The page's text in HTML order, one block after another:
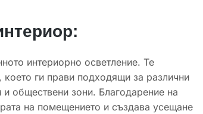
интериорно осветление. Те
ги прави подходящи за различни
обществени зони. Благодарение на
на помещението и създава усещане